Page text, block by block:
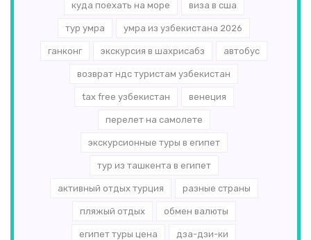
куда поехать на море виза в сша
тур умра умра из узбекистана 2026
ганконг экскурсия в шахрисабз автобус
возврат ндс туристам узбекистан
tax free узбекистан венеция
перелет на самолете
экскурсионные туры в египет
тур из ташкента в египет
активный отдых турция разные страны
пляжый отдых обмен валюты
египет туры цена дза-дзи-ки